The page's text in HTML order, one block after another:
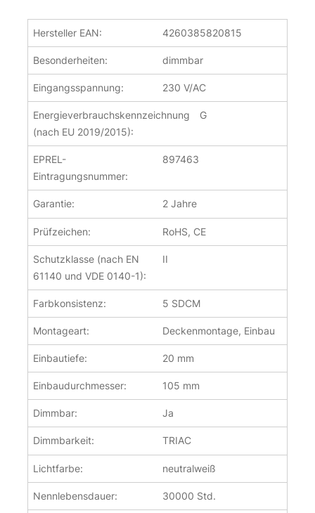
Hersteller EAN: 4260385820815
Besonderheiten: dimmbar
Eingangsspannung: 230 V/AC
Energieverbrauchskennzeichnung
(nach EU 2019/2015):
G
EPREL-
Eintragungsnummer:
897463
Garantie: 2 Jahre
Prüfzeichen: RoHS, CE
Schutzklasse (nach EN
61140 und VDE 0140-1):
II
Farbkonsistenz: 5 SDCM
Montageart: Deckenmontage, Einbau
Einbautiefe: 20 mm
Einbaudurchmesser: 105 mm
Dimmbar: Ja
Dimmbarkeit: TRIAC
Lichtfarbe: neutralweiß
Nennlebensdauer: 30000 Std.